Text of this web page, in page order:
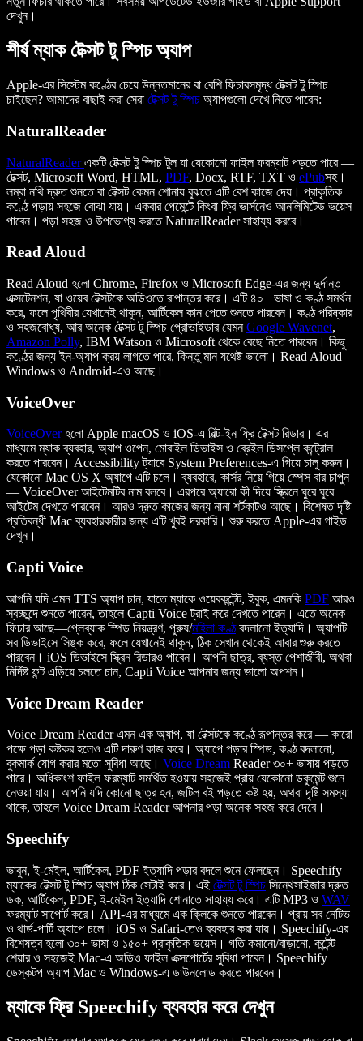
দেখুন।
শীর্ষ ম্যাক টেক্সট টু স্পিচ অ্যাপ
Apple-এর সিস্টেম কণ্ঠের চেয়ে উন্নতমানের বা বেশি ফিচারসমৃদ্ধ টেক্সট টু স্পিচ
চাইছেন? আমাদের বাছাই করা সেরা টেক্সট টু স্পিচ অ্যাপগুলো দেখে নিতে পারেন:
NaturalReader
NaturalReaderএকটি টেক্সট টু স্পিচ টুল যা যেকোনো ফাইল ফরম্যাট পড়তে পারে —
টেক্সট, Microsoft Word, HTML, PDF, Docx, RTF, TXT ও ePubসহ।
লম্বা নথি দ্রুত শুনতে বা টেক্সট কেমন শোনায় বুঝতে এটি বেশ কাজে দেয়। প্রাকৃতিক
কণ্ঠে পড়ায় সহজে বোঝা যায়। একবার পেমেন্টে কিংবা ফ্রি ভার্সনেও আনলিমিটেড ভয়েস
পাবেন। পড়া সহজ ও উপভোগ্য করতে NaturalReader সাহায্য করবে।
Read Aloud
Read Aloud হলো Chrome, Firefox ও Microsoft Edge-এর জন্য দুর্দান্ত
এক্সটেনশন, যা ওয়েব টেক্সটকে অডিওতে রূপান্তর করে। এটি ৪০+ ভাষা ও কণ্ঠ সমর্থন
করে, ফলে পৃথিবীর যেখানেই থাকুন, আর্টিকেল কান পেতে শুনতে পারবেন। কণ্ঠ পরিষ্কার
ও সহজবোধ্য, আর অনেক টেক্সট টু স্পিচ প্রোভাইডার যেমনGoogle Wavenet,
Amazon Polly, IBM Watson ও Microsoft থেকে বেছে নিতে পারবেন। কিছু
কণ্ঠের জন্য ইন-অ্যাপ ক্রয় লাগতে পারে, কিন্তু মান যথেষ্ট ভালো। Read Aloud
Windows ও Android-এও আছে।
VoiceOver
VoiceOverহলো Apple macOS ও iOS-এ বিল্ট-ইন ফ্রি টেক্সট রিডার। এর
মাধ্যমে ম্যাক ব্যবহার, অ্যাপ ওপেন, মোবাইল ডিভাইস ও ব্রেইল ডিসপ্লে কন্ট্রোল
করতে পারবেন। Accessibility ট্যাবে System Preferences-এ গিয়ে চালু করুন।
যেকোনো Mac OS X অ্যাপে এটি চলে। ব্যবহারে, কার্সর নিয়ে গিয়ে স্পেস বার চাপুন
— VoiceOver আইটেমটির নাম বলবে। এরপরে অ্যারো কী দিয়ে স্ক্রিনে ঘুরে ঘুরে
আইটেম দেখতে পারবেন। আরও দ্রুত কাজের জন্য নানা শর্টকাটও আছে। বিশেষত দৃষ্টি
প্রতিবন্ধী Mac ব্যবহারকারীর জন্য এটি খুবই দরকারি। শুরু করতে Apple-এর গাইড
দেখুন।
Capti Voice
আপনি যদি এমন TTS অ্যাপ চান, যাতে ম্যাকে ওয়েবকন্টেন্ট, ইবুক, এমনকি PDF আরও
স্বচ্ছন্দে শুনতে পারেন, তাহলে Capti Voice ট্রাই করে দেখতে পারেন। এতে অনেক
ফিচার আছে—প্লেব্যাক স্পিড নিয়ন্ত্রণ, পুরুষ/মহিলা কণ্ঠবদলানো ইত্যাদি। অ্যাপটি
সব ডিভাইসে সিঙ্ক করে, ফলে যেখানেই থাকুন, ঠিক সেখান থেকেই আবার শুরু করতে
পারবেন। iOS ডিভাইসে স্ক্রিন রিডারও পাবেন। আপনি ছাত্র, ব্যস্ত পেশাজীবী, অথবা
নির্দিষ্ট ফন্ট এড়িয়ে চলতে চান, Capti Voice আপনার জন্য ভালো অপশন।
Voice Dream Reader
Voice Dream Reader এমন এক অ্যাপ, যা টেক্সটকে কণ্ঠে রূপান্তর করে — কারো
পক্ষে পড়া কষ্টকর হলেও এটি দারুণ কাজ করে। অ্যাপে পড়ার স্পিড, কণ্ঠ বদলানো,
বুকমার্ক যোগ করার মতো সুবিধা আছে। Voice Dream Reader ৩০+ ভাষায় পড়তে
পারে। অধিকাংশ ফাইল ফরম্যাট সমর্থিত হওয়ায় সহজেই প্রায় যেকোনো ডকুমেন্ট শুনে
নেওয়া যায়। আপনি যদি কোনো ছাত্র হন, জটিল বই পড়তে কষ্ট হয়, অথবা দৃষ্টি সমস্যা
থাকে, তাহলে Voice Dream Reader আপনার পড়া অনেক সহজ করে দেবে।
Speechify
ভাবুন, ই-মেইল, আর্টিকেল, PDF ইত্যাদি পড়ার বদলে শুনে ফেলছেন। Speechify
ম্যাকের টেক্সট টু স্পিচ অ্যাপ ঠিক সেটাই করে। এই টেক্সট টু স্পিচ সিন্থেসাইজার দ্রুত
ডক, আর্টিকেল, PDF, ই-মেইল ইত্যাদি শোনাতে সাহায্য করে। এটি MP3 ও WAV
ফরম্যাট সাপোর্ট করে। API-এর মাধ্যমে এক ক্লিকে শুনতে পারবেন। প্রায় সব নেটিভ
ও থার্ড-পার্টি অ্যাপে চলে। iOS ও Safari-তেও ব্যবহার করা যায়। Speechify-এর
বিশেষত্ব হলো ৩০+ ভাষা ও ১৫০+ প্রাকৃতিক ভয়েস। গতি কমানো/বাড়ানো, কন্টেন্ট
শেয়ার ও সহজেই Mac-এ অডিও ফাইল এক্সপোর্টের সুবিধা পাবেন। Speechify
ডেস্কটপ অ্যাপ Mac ও Windows-এ ডাউনলোড করতে পারবেন।
ম্যাকে ফ্রি Speechify ব্যবহার করে দেখুন